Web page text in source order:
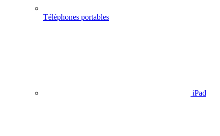
Téléphones portables
iPad